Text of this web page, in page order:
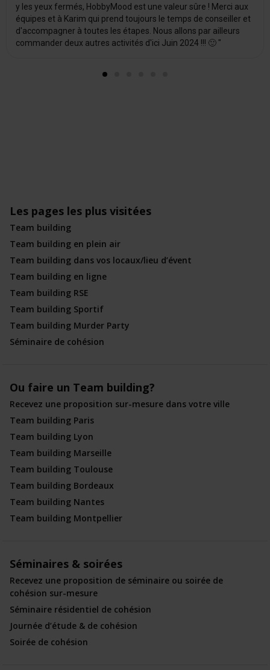
y les yeux fermés, HobbyMood est une valeur sûre ! Merci aux
équipes et à Karim qui prend toujours le temps de conseiller et
d'accompagner à toutes les étapes. Nous allons par ailleurs
commander deux autres activités d'ici Juin 2024 !!! 🙂 "
Les pages les plus visitées
Team building
Team building en plein air
Team building dans vos locaux/lieu d’évent
Team building en ligne
Team building RSE
Team building Sportif
Team building Murder Party
Séminaire de cohésion
Ou faire un Team building?
Recevez une proposition sur-mesure dans votre ville
Team building Paris
Team building Lyon
Team building Marseille
Team building Toulouse
Team building Bordeaux
Team building Nantes
Team building Montpellier
Séminaires & soirées
Recevez une proposition de séminaire ou soirée de
cohésion sur-mesure
Séminaire résidentiel de cohésion
Journée d’étude & de cohésion
Soirée de cohésion